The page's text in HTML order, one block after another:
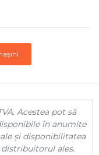
Acestea pot să
în anumite
și disponibilitatea
ales.